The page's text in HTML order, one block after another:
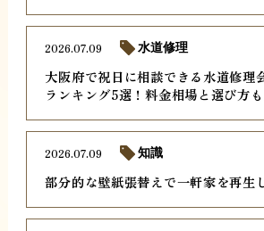
大阪府で祝日に相談できる水道修理
ランキング5選！料金相場と選び方
2026.07.09 水道修理
部分的な壁紙張替えで一軒家を再生
2026.07.09 知識